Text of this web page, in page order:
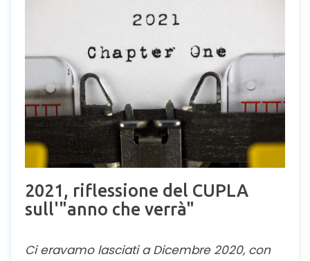
2021, riflessione del CUPLA
sull'"anno che verrà"
Ci eravamo lasciati a Dicembre 2020, con